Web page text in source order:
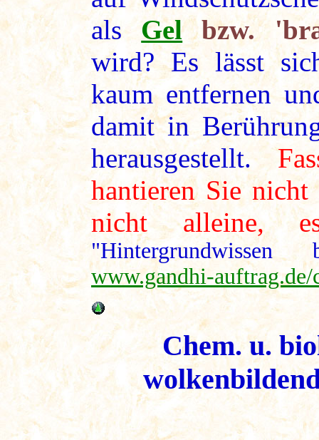
alsGelbzw.
wird? Es lässt
kaum entfernen
damit in
herausgestellt.
hantieren Sie
nicht alleine,
www.gandhi-
Chem. u.